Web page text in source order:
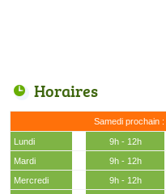
Horaires
Samedi prochain :
Lundi 9h - 12h
Mardi
9h - 12h
Mercredi
9h - 12h